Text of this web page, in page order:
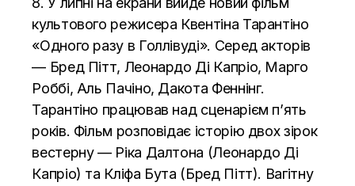
культового режисера Квентіна Тарантіно
«Одного разу в Голлівуді». Серед акторів
— Бред Пітт, Леонардо Ді Капріо, Марго
Роббі, Аль Пачіно, Дакота Феннінг.
Тарантіно працював над сценарієм п’ять
років. Фільм розповідає історію двох зірок
вестерну — Ріка Далтона (Леонардо Ді
Капріо) та Кліфа Бута (Бред Пітт). Вагітну